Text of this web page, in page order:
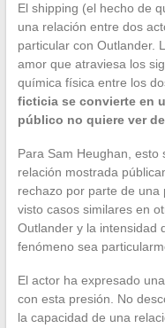
El shipping (el hecho de
una relación entre dos
particular con Outlander.
amor que atraviesa los
química física entre los
ficticia se convierte en
público no quiere ver
Para Sam Heughan,
relación mostrada
rechazo por parte de una
visto casos similares en
Outlander y la intensidad
fenómeno sea
El actor ha expresado
con esta presión. No
la capacidad de una